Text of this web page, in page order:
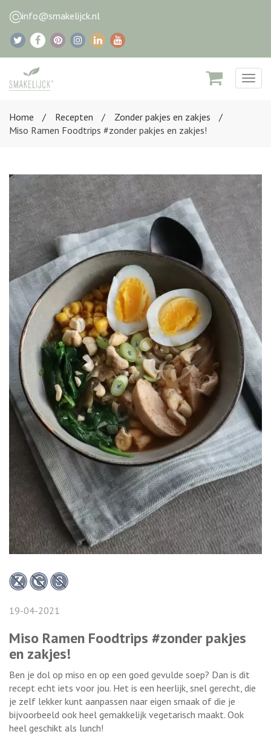
info@smakelijck.nl
Home
Recepten
Zonder pakjes en zakjes
Miso Ramen Foodtrips #zonder pakjes en zakjes!
19-04-2021
Miso Ramen Foodtrips #zonder pakjes
en zakjes!
Ben je dol op miso en op een goed gevulde soep? Dan is dit
recept echt iets voor jou. Het is een heerlijk, snel gerecht, die
je zelf lekker kunt aanpassen naar eigen smaak of die je
bijvoorbeeld ook heel gemakkelijk vegetarisch maakt. Ook
heel geschikt als lunch!